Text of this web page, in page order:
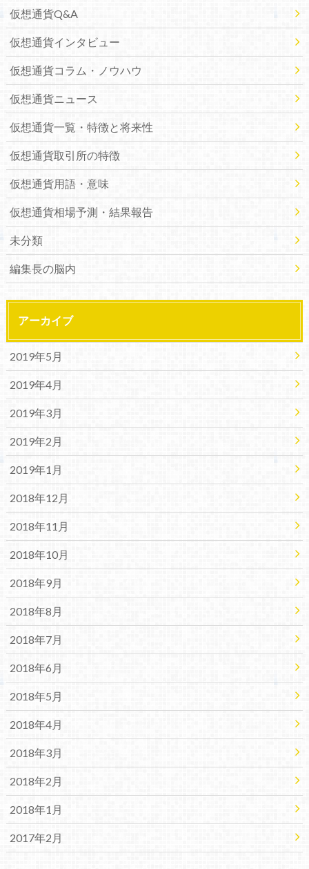
仮想通貨Q&A
仮想通貨インタビュー
仮想通貨コラム・ノウハウ
仮想通貨ニュース
仮想通貨一覧・特徴と将来性
仮想通貨取引所の特徴
仮想通貨用語・意味
仮想通貨相場予測・結果報告
未分類
編集長の脳内
アーカイブ
2019年5月
2019年4月
2019年3月
2019年2月
2019年1月
2018年12月
2018年11月
2018年10月
2018年9月
2018年8月
2018年7月
2018年6月
2018年5月
2018年4月
2018年3月
2018年2月
2018年1月
2017年2月